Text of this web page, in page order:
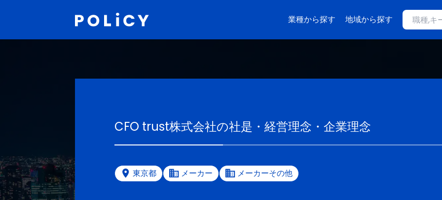
業種から探す 地域から探す
CFO trust株式会社の社是・経営理念・企業理念
東京都 メーカー メーカーその他